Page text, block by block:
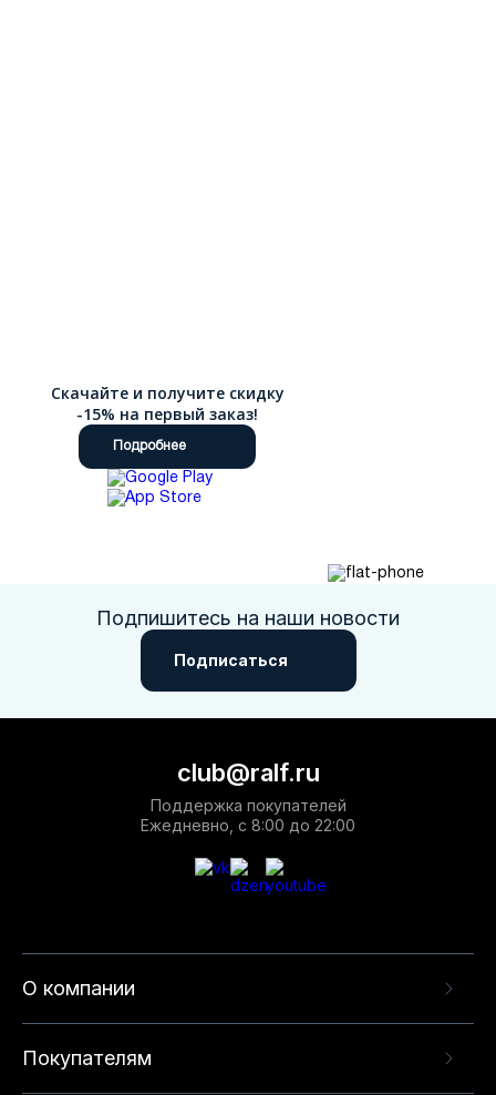
Скачайте и получите скидку
-15% на первый заказ!
Подробнее
Подпишитесь на наши новости
Подписаться
О компании
Покупателям
club@ralf.ru
Поддержка покупателей
Ежедневно, с 8:00 до 22:00